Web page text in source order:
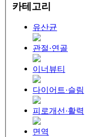
카테고리
유산균
관절·연골
이너뷰티
다이어트·슬림
피로개선·활력
면역